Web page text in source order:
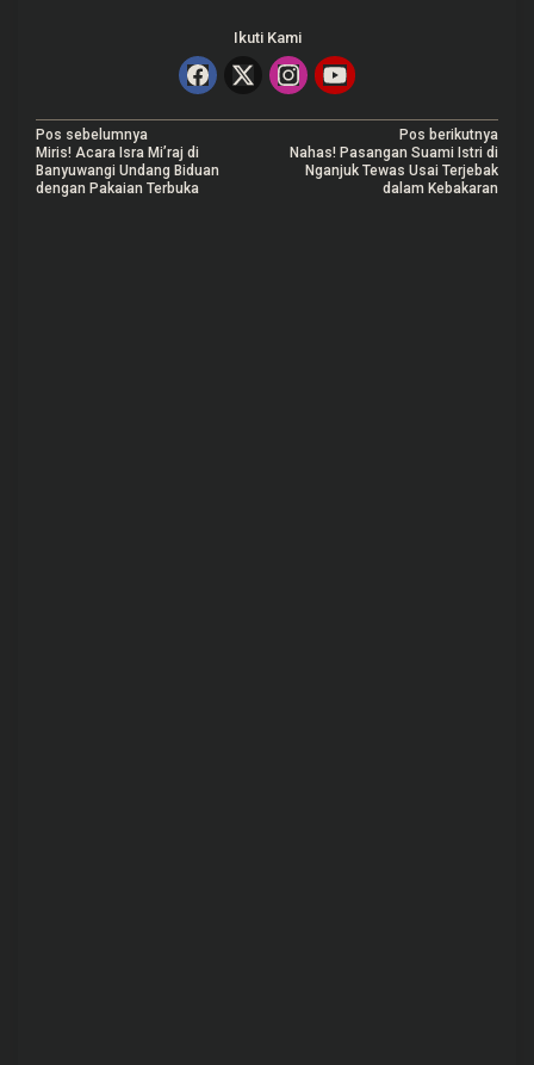
Ikuti Kami
N
a
Pos sebelumnya
Miris! Acara Isra Mi’raj di
Banyuwangi Undang Biduan
dengan Pakaian Terbuka
Pos berikutnya
Nahas! Pasangan Suami Istri di
Nganjuk Tewas Usai Terjebak
dalam Kebakaran